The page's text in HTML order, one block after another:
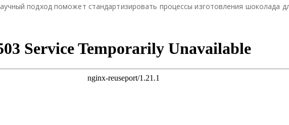
подход поможет стандартизировать процессы изготовления шоколада